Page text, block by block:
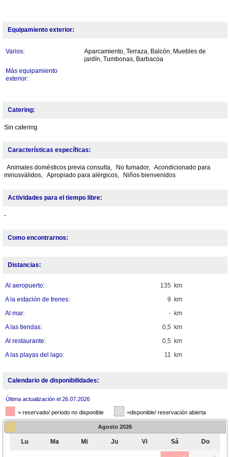
Equipamiento exterior:
Varios:
Aparcamiento, Terraza, Balcón, Muebles de
jardín, Tumbonas, Barbacoa
Más equipamiento
exterior:
Catering:
Sin catering
Características específicas:
Animales domésticos previa consulta, No fumador, Acondicionado para
minusválidos, Apropiado para alérgicos, Niños bienvenidos
Actividades para el tiempo libre:
-
Como encontrarnos:
Distancias:
135 km
Al aeropuerto:
9 km
A la estación de trenes:
- km
Al mar:
0,5 km
A las tiendas:
0,5 km
Al restaurante:
11 km
A las playas del lago:
Calendario de disponibilidades:
Última actualización el 26.07.2026
= reservado/ periodo no disponible =disponible/ reservación abierta
Agosto 2026
Lu Ma Mi Ju Vi Sá Do